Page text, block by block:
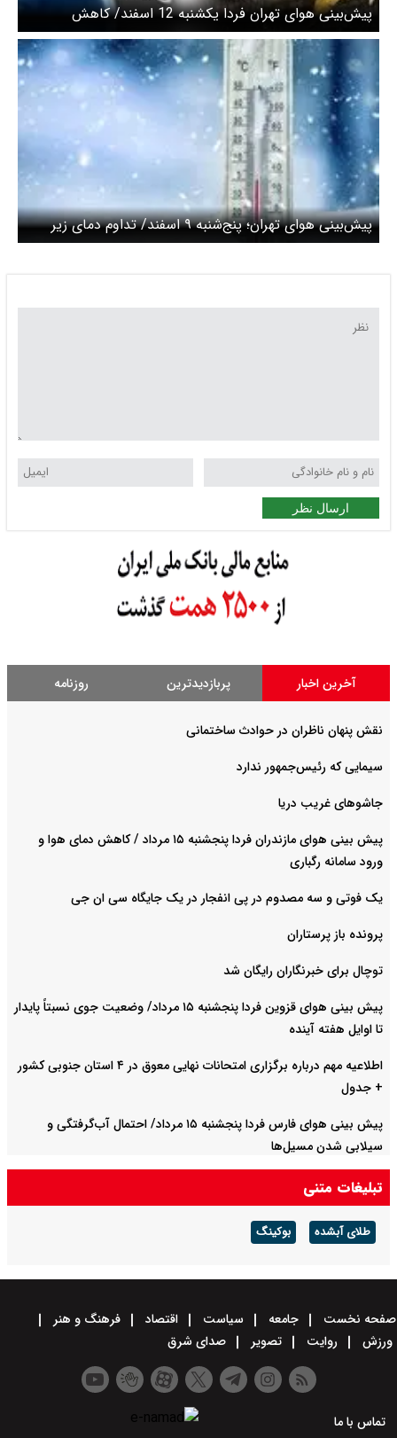
پیش‌بینی هوای تهران فردا یکشنبه 12 اسفند/ کاهش
محسوس دما از امشب
پیش‌بینی هوای تهران؛ پنج‌شنبه ۹ اسفند/ تداوم دمای زیر
صفر
ارسال نظر
آخرین اخبار پربازدیدترین روزنامه
نقش پنهان ناظران در حوادث ساختمانی
سیمایی که رئیس‌جمهور ندارد
جاشوهای غریب دریا
پیش بینی هوای مازندران فردا پنجشنبه ۱۵ مرداد / کاهش دمای هوا و
ورود سامانه رگباری
یک فوتی و سه مصدوم در پی انفجار در یک جایگاه سی ان جی
پرونده باز پرستاران
توچال برای خبرنگاران رایگان شد
پیش بینی هوای قزوین فردا پنجشنبه ۱۵ مرداد/ وضعیت جوی نسبتاً پایدار
تا اوایل هفته آینده
اطلاعیه مهم درباره برگزاری امتحانات نهایی معوق در ۴ استان جنوبی کشور
+ جدول
پیش بینی هوای فارس فردا پنجشنبه ۱۵ مرداد/ احتمال آب‌گرفتگی و
سیلابی شدن مسیل‌ها
تبلیغات متنی
طلای آبشده بوکینگ
صفحه نخست جامعه سیاست اقتصاد
فرهنگ و هنر
ورزش
روایت تصویر صدای شرق
تماس با ما